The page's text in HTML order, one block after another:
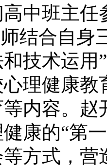
中班主任
结合自身
技术运用
理健康
等内容。
康的“第
方式，